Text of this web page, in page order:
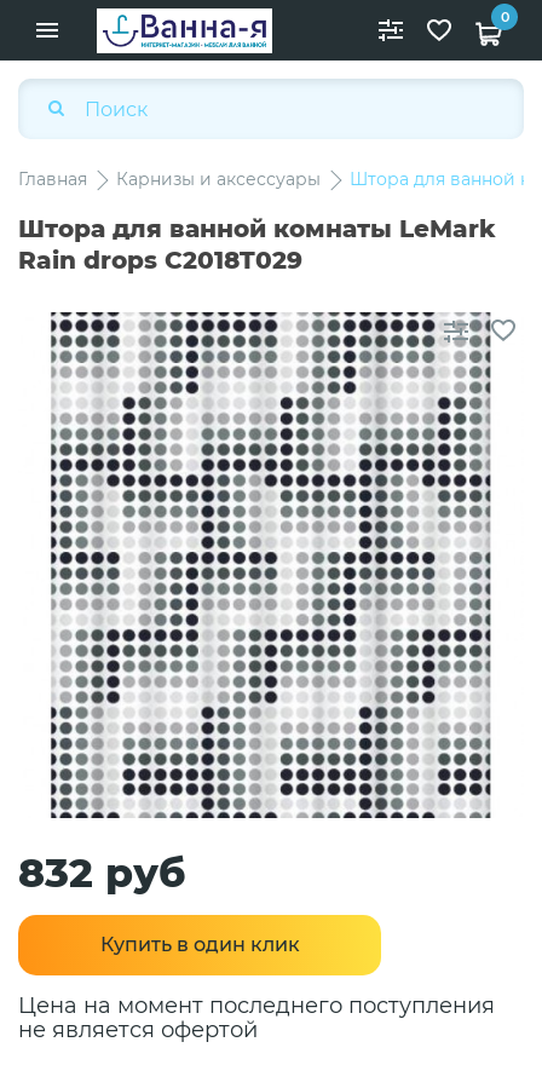
0
Главная Карнизы и аксессуары Штора для ванной
Штора для ванной комнаты LeMark
Rain drops C2018T029
832 руб
Купить в один клик
Цена на момент последнего поступления
не является офертой